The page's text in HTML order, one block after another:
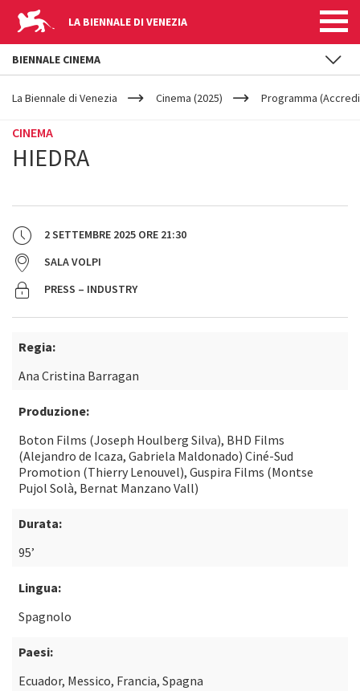
LA BIENNALE DI VENEZIA
YOUR
ARE
La Biennale di Venezia Cinema (2025) Programma
CINEMA
HIEDRA
2 SETTEMBRE 2025 ORE 21:30
SALA VOLPI
PRESS – INDUSTRY
Regia:
Ana Cristina Barragan
Produzione:
Boton Films (Joseph Houlberg Silva), BHD Films
(Alejandro de Icaza, Gabriela Maldonado) Ciné-Sud
Promotion (Thierry Lenouvel), Guspira Films (Montse
Pujol Solà, Bernat Manzano Vall)
Durata:
95’
Lingua:
Spagnolo
Paesi:
Ecuador, Messico, Francia, Spagna
BIENNALE CINEMA